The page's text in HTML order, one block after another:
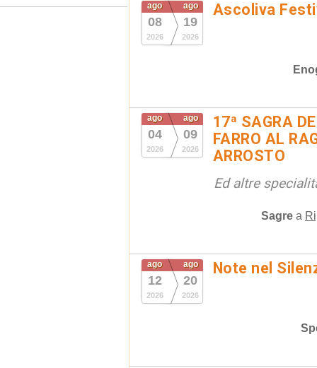
ago
08
2026
ago
19
2026
Ascoliva
ago
04
2026
ago
09
2026
17ª SAGRA
FARRO AL
ARROSTO
Ed altre
Sagre a
ago
12
2026
ago
20
2026
Note nel